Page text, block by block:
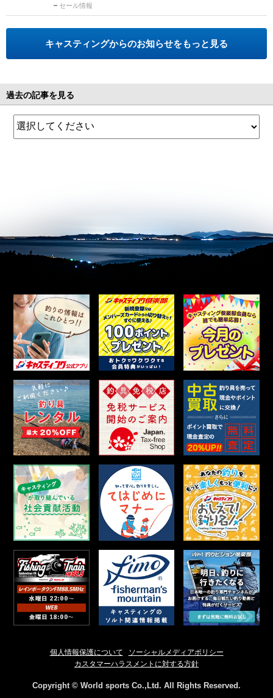
セール情報
キャスティングからのお知らせをもっと見る
過去の記事を見る
個人情報保護について
ソーシャルメディアポリシー
カスタマーハラスメントに対する方針
Copyright © World sports Co.,Ltd. All Rights Reserved.